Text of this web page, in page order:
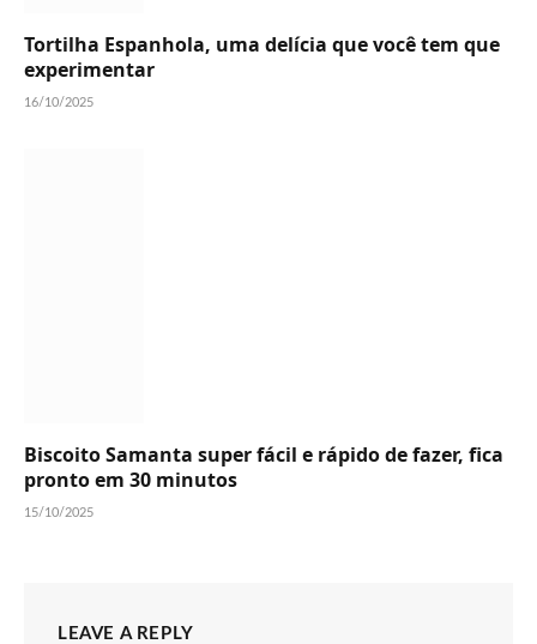
Tortilha Espanhola, uma delícia que você tem que
experimentar
16/10/2025
Biscoito Samanta super fácil e rápido de fazer, fica
pronto em 30 minutos
15/10/2025
LEAVE A REPLY